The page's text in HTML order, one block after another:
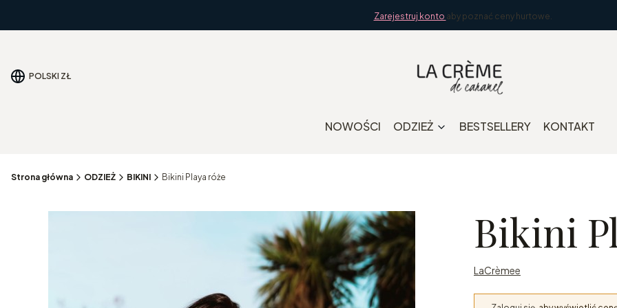
Zarejestruj konto aby poznać ceny hurtowe.
POLSKI ZŁ
NOWOŚCI ODZIEŻ BESTSELLERY KONTAKT
Strona główna ODZIEŻ BIKINI Bikini Playa róże
Bikini
LaCrèmee